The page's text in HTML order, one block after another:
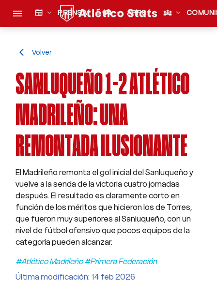
menu newspaper expand_more PRENSA sports_esports expand_more APPS diversity_3 expand_more
arrow_back_ios Volver
SANLUQUEÑO 1-2 ATLÉTICO
MADRILEÑO: UNA
REMONTADA ILUSIONANTE
El Madrileño remonta el gol inicial del Sanluqueño y
vuelve a la senda de la victoria cuatro jornadas
después. El resultado es claramente corto en
función de los méritos que hicieron los de Torres,
que fueron muy superiores al Sanluqueño, con un
nivel de fútbol ofensivo que pocos equipos de la
categoría pueden alcanzar.
#Atlético Madrileño #Primera Federación
Última modificación: 14 feb 2026